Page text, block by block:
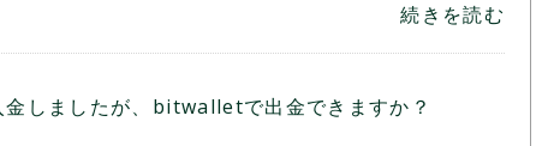
続きを読む
しましたが、bitwalletで出金できますか？